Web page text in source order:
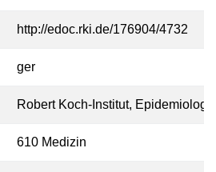
http://edoc.rki.de/176904/4732
ger
Robert Koch-Institut,
610 Medizin